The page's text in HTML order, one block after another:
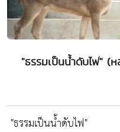
"ธรรมเป็นน้ำดับไฟ" (
"ธรรมเป็นน้ำดับไฟ"